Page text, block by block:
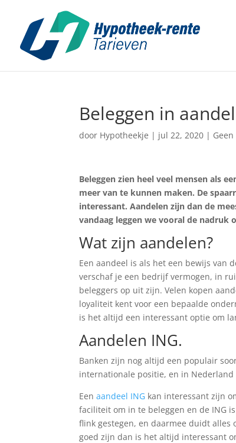
Beleggen in
door Hypotheekje | jul 22, 2020 |
Beleggen zien heel veel mensen als
meer van te kunnen maken. De
interessant. Aandelen zijn dan de
vandaag leggen we vooral de nadruk
Wat zijn aandelen?
Een aandeel is als het een bewijs van
verschaf je een bedrijf vermogen, in
beleggers op uit zijn. Velen kopen
loyaliteit kent voor een bepaalde
is het altijd een interessant optie om
Aandelen ING.
Banken zijn nog altijd een populair
internationale positie, en in
Eenaandeel ING kan interessant zijn
faciliteit om in te beleggen en de ING
flink gestegen, en daarmee duidt alles
goed zijn dan is het altijd interessant